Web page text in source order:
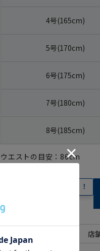
4号(165cm)
5号(170cm)
6号(175cm)
7号(180cm)
8号(185cm)
ウエストの目安： 86cm
【特別価格】在庫限り！